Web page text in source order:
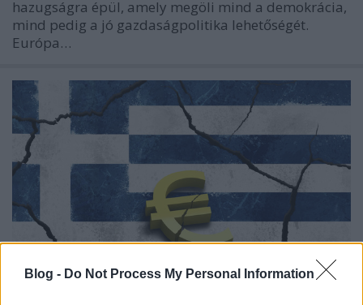
Blog - Do Not Process My Personal Information
hazugságra épül, amely megöli mind a demokrácia,
mind pedig a jó gazdaságpolitika lehetőségét.
Európa…